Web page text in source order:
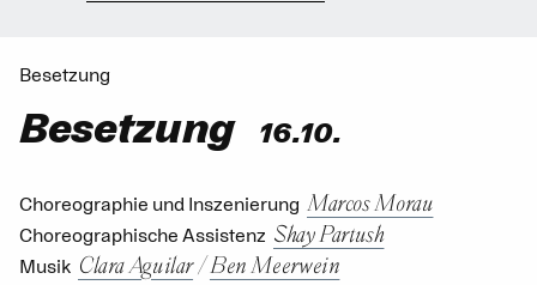
Besetzung
Besetzung 16.10.
Choreographie und Inszenierung Marcos Morau
Choreographische Assistenz Shay Partush
Musik Clara Aguilar/Ben Meerwein